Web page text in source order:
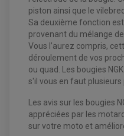
CLIGNOTANT TYPE
DÉMARREUR
ECLAIRAGE MOTO
FEUX ADDITIONNELS
KIT
POMPE A ESSENCE
REDRESSEUR /
STATOR
ENTRETIEN MOTO
ATELIER, PADDOCK,
ANTIPARASITE NGK
BOUGIE NGK
ECLAIRAGE SCOOTER
POMPE A ESSENCE
FREINAGE
DISQUE DE FREIN AVANT
ACCESSOIRE + VISSERIE
DISQUE DE FREIN
PLAQUETTE DE FREIN
PLAQUETTE DE FREIN
KIT RÉPARATION
PIPE D'ADMISSION
RADIATEUR
DURITE RADIATEUR
piston ainsi que le
Sa deuxième fonction est
provenant du mélange
Vous l’aurez compris,
déroulement de vos
ou quad. Les bougies
s'il vous en faut plusieurs
Les avis sur les bougies
appréciées par les
sur votre moto et